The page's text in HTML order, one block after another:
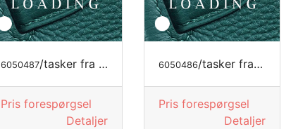
6050487/tasker fra JIMMY CHOO
Pris forespørgsel
Detaljer
6050486/tasker fra JIMMY CHOO
Pris forespørgsel
Detaljer